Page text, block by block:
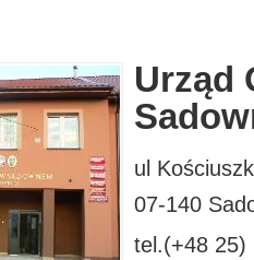
Urząd
ul
07-140
tel.(+48 25)